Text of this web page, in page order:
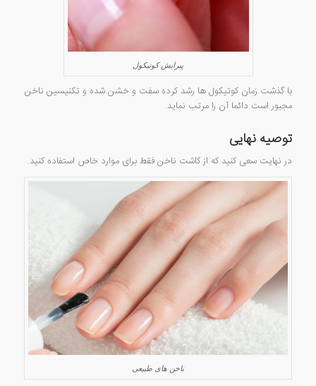
پیرایش کوتیکول
با گذشت زمان کوتیکول ها رشد کرده سفت و خشن شده و تکنیسین ناخن
مجبور است دائما آن را مرتب نماید.
توصیه نهایی
در نهایت سعی کنید که از کاشت ناخن فقط برای موارد خاص استفاده کنید.
ناخن های طبیعی